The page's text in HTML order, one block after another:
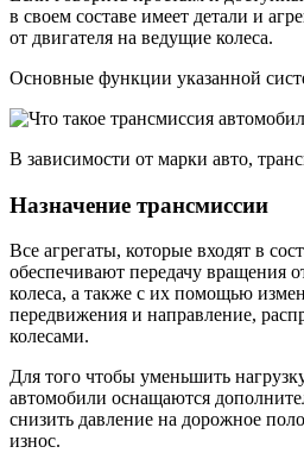
в своем составе имеет детали и
от двигателя на ведущие колеса.
Основные функции указанной
В зависимости от марки авто,
Назначение трансмиссии
Все агрегаты, которые входят в
обеспечивают передачу вращения
колеса, а также с их помощью
передвижения и направление,
колесами.
Для того чтобы уменьшить
автомобили оснащаются
снизить давление на дорожное
износ.